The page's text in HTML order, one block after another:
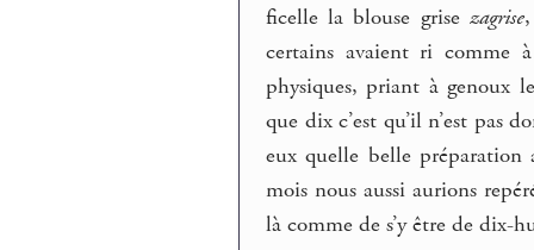
ficelle la blouse grise zagrise
certains avaient ri comme
physiques, priant à genoux
que dix c’est qu’il n’est pas
eux quelle belle préparation
mois nous aussi aurions
là comme de s’y être de dix-